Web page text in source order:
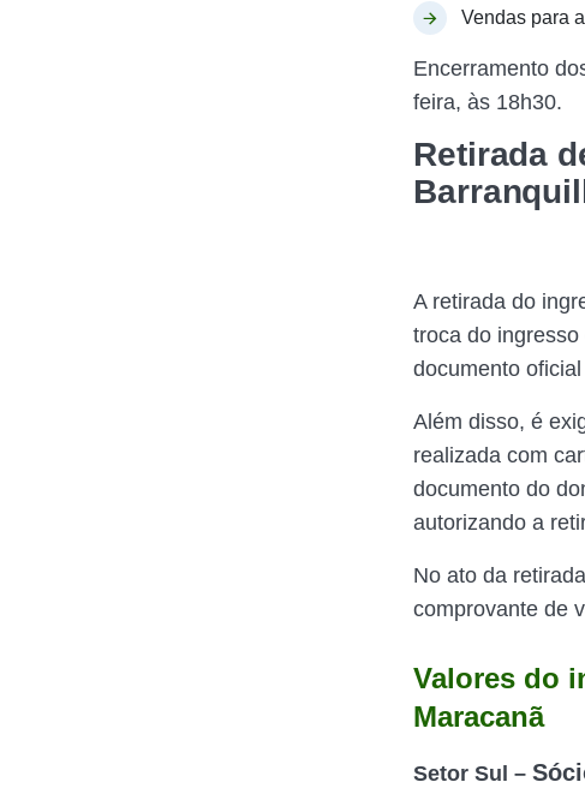
Vendas para
Encerramento
feira, às 18h30.
Retirada
A retirada do
troca do
documento
Além disso, é
realizada com
documento do
autorizando a
No ato da
comprovante de
Valores do
Maracanã
Setor Sul –